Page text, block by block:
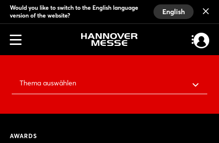
Would you like to switch to the English language
version of the website?
English
Thema auswählen
AWARDS